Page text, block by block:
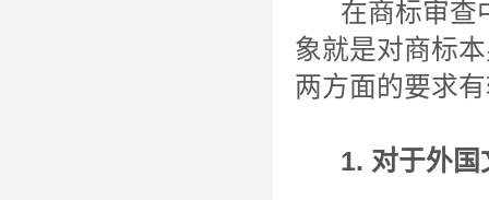
在商标审查
象就是对商标
两方面的要求
1. 对于外国